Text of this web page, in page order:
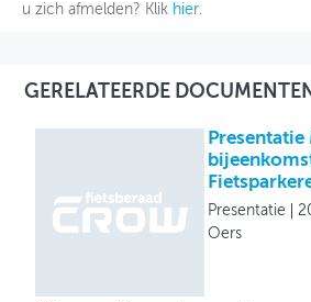
u zich afmelden? Klik hier.
GERELATEERDE DOCUMENTEN
Presentatie
Oers